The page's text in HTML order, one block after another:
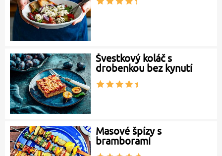
Švestkový koláč s
drobenkou bez kynutí
Masové špízy s
bramborami